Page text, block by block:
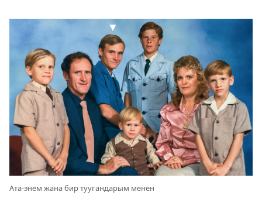
Ата-энем жана бир туугандарым менен